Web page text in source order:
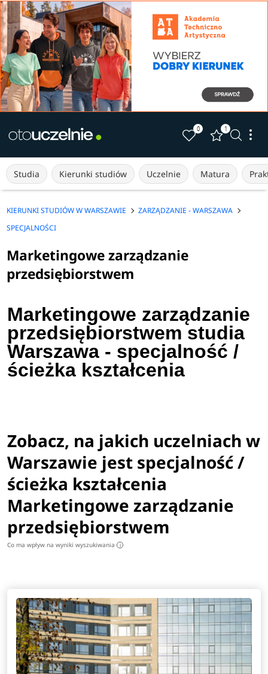
0 1
Studia Kierunki studiów Uczelnie Matura
KIERUNKI STUDIÓW W WARSZAWIE
ZARZĄDZANIE - WARSZAWA
SPECJALNOŚCI
Marketingowe zarządzanie
przedsiębiorstwem
Marketingowe zarządzanie
przedsiębiorstwem studia
Warszawa - specjalność /
ścieżka kształcenia
Zobacz, na jakich uczelniach w
Warszawie jest specjalność /
ścieżka kształcenia
Marketingowe zarządzanie
przedsiębiorstwem
Co ma wpływ na wyniki wyszukiwania i